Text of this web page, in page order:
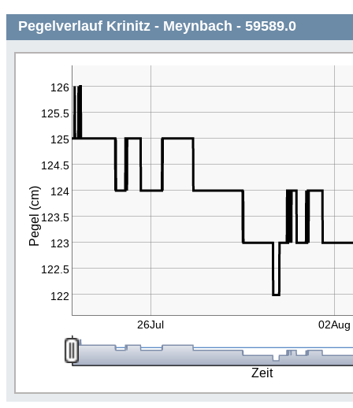
Pegelverlauf Krinitz - Meynbach - 59589.0
Zeit
Pegel (cm)
122
122.5
123
123.5
124
124.5
125
125.5
126
26Jul 02Aug